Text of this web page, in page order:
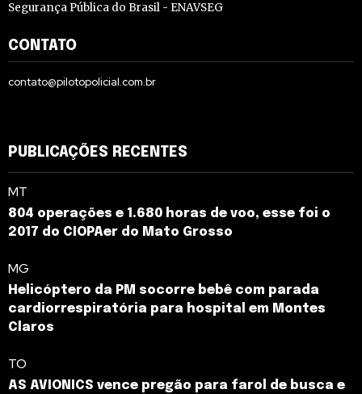
Segurança Pública do Brasil - ENAVSEG
CONTATO
contato@pilotopolicial.com.br
PUBLICAÇÕES RECENTES
MT
804 operações e 1.680 horas de voo, esse foi o
2017 do CIOPAer do Mato Grosso
MG
Helicóptero da PM socorre bebê com parada
cardiorrespiratória para hospital em Montes
Claros
TO
AS AVIONICS vence pregão para farol de busca e